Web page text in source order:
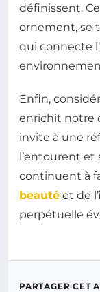
définissent.
ornement, se
qui connecte
Enfin,
enrichit notre
invite à une
l’entourent et
continuent à
beauté et de l’
perpétuelle
PARTAGER CET